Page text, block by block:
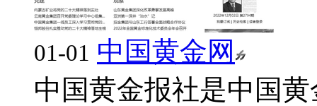
01-01 中国黄金网
中国黄金报社是中国